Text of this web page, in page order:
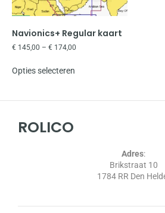
Navionics+ Regular kaart
€ 145,00 – € 174,00
Opties selecteren
ROLICO
Adres:
Brikstraat 10
1784 RR Den